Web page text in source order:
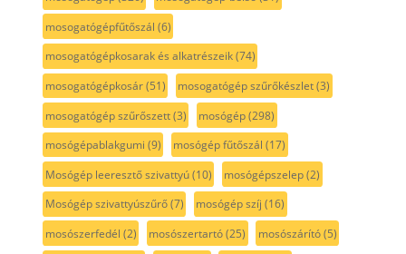
mosogatógépfűtőszál (6)
mosogatógépkosarak és alkatrészeik(74)
mosogatógépkosár(51) mosogatógép szűrőkészlet(3)
mosogatógép szűrőszett(3) mosógép(298)
mosógépablakgumi (9) mosógép fűtőszál (17)
Mosógép leeresztő szivattyú(10) mosógépszelep(2)
Mosógép szivattyúszűrő(7) mosógép szíj (16)
mosószerfedél (2) mosószertartó(25) mosószárító(5)